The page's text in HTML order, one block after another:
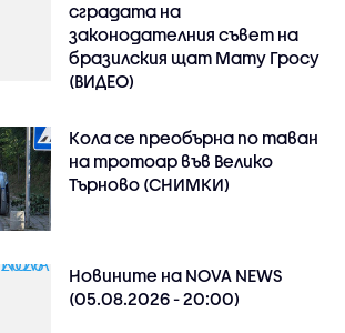
сградата на
законодателния съвет на
бразилския щат Мату Гросу
(ВИДЕО)
Кола се преобърна по таван
на тротоар във Велико
Търново (СНИМКИ)
Новините на NOVA NEWS
(05.08.2026 - 20:00)